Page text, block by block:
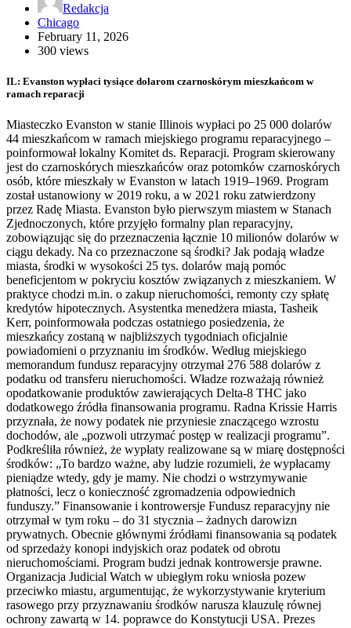
Redakcja
Chicago
February 11, 2026
300 views
IL: Evanston wypłaci tysiące dolarom czarnoskórym mieszkańcom w
ramach reparacji
Miasteczko Evanston w stanie Illinois wypłaci po 25 000 dolarów
44 mieszkańcom w ramach miejskiego programu reparacyjnego –
poinformował lokalny Komitet ds. Reparacji. Program skierowany
jest do czarnoskórych mieszkańców oraz potomków czarnoskórych
osób, które mieszkały w Evanston w latach 1919–1969. Program
został ustanowiony w 2019 roku, a w 2021 roku zatwierdzony
przez Radę Miasta. Evanston było pierwszym miastem w Stanach
Zjednoczonych, które przyjęło formalny plan reparacyjny,
zobowiązując się do przeznaczenia łącznie 10 milionów dolarów w
ciągu dekady. Na co przeznaczone są środki? Jak podają władze
miasta, środki w wysokości 25 tys. dolarów mają pomóc
beneficjentom w pokryciu kosztów związanych z mieszkaniem. W
praktyce chodzi m.in. o zakup nieruchomości, remonty czy spłatę
kredytów hipotecznych. Asystentka menedżera miasta, Tasheik
Kerr, poinformowała podczas ostatniego posiedzenia, że
mieszkańcy zostaną w najbliższych tygodniach oficjalnie
powiadomieni o przyznaniu im środków. Według miejskiego
memorandum fundusz reparacyjny otrzymał 276 588 dolarów z
podatku od transferu nieruchomości. Władze rozważają również
opodatkowanie produktów zawierających Delta-8 THC jako
dodatkowego źródła finansowania programu. Radna Krissie Harris
przyznała, że nowy podatek nie przyniesie znaczącego wzrostu
dochodów, ale „pozwoli utrzymać postęp w realizacji programu”.
Podkreśliła również, że wypłaty realizowane są w miarę dostępności
środków: „To bardzo ważne, aby ludzie rozumieli, że wypłacamy
pieniądze wtedy, gdy je mamy. Nie chodzi o wstrzymywanie
płatności, lecz o konieczność zgromadzenia odpowiednich
funduszy.” Finansowanie i kontrowersje Fundusz reparacyjny nie
otrzymał w tym roku – do 31 stycznia – żadnych darowizn
prywatnych. Obecnie głównymi źródłami finansowania są podatek
od sprzedaży konopi indyjskich oraz podatek od obrotu
nieruchomościami. Program budzi jednak kontrowersje prawne.
Organizacja Judicial Watch w ubiegłym roku wniosła pozew
przeciwko miastu, argumentując, że wykorzystywanie kryterium
rasowego przy przyznawaniu środków narusza klauzulę równej
ochrony zawartą w 14. poprawce do Konstytucji USA. Prezes